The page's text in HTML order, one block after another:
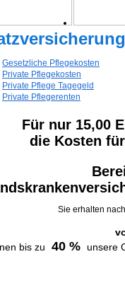
Gesetzliche Pflegekosten
Private Pflegekosten
Private Pflege Tagegeld
Private Pflegerenten
Für nur 15,00
die Kosten
Sie erhalten
bis zu
40 % unsere